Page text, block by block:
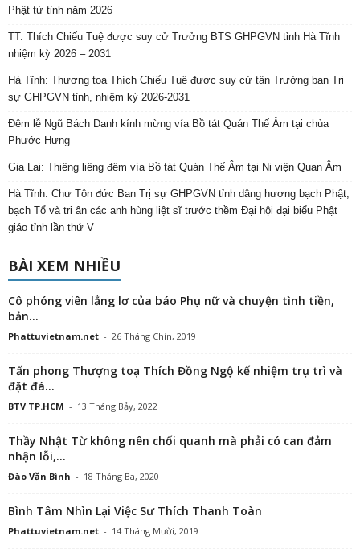
Phật tử tỉnh năm 2026
TT. Thích Chiếu Tuệ được suy cử Trưởng BTS GHPGVN tỉnh Hà Tĩnh
nhiệm kỳ 2026 – 2031
Hà Tĩnh: Thượng tọa Thích Chiếu Tuệ được suy cử tân Trưởng ban Trị
sự GHPGVN tỉnh, nhiệm kỳ 2026-2031
Đêm lễ Ngũ Bách Danh kính mừng vía Bồ tát Quán Thế Âm tại chùa
Phước Hưng
Gia Lai: Thiêng liêng đêm vía Bồ tát Quán Thế Âm tại Ni viện Quan Âm
Hà Tĩnh: Chư Tôn đức Ban Trị sự GHPGVN tỉnh dâng hương bạch Phật,
bạch Tổ và tri ân các anh hùng liệt sĩ trước thềm Đại hội đại biểu Phật
giáo tỉnh lần thứ V
BÀI XEM NHIỀU
Cô phóng viên lẳng lơ của báo Phụ nữ và chuyện tình tiền,
bản...
Phattuvietnam.net - 26 Tháng Chín, 2019
Tấn phong Thượng toạ Thích Đồng Ngộ kế nhiệm trụ trì và
đặt đá...
BTV TP.HCM - 13 Tháng Bảy, 2022
Thầy Nhật Từ không nên chối quanh mà phải có can đảm
nhận lỗi,...
Đào Văn Bình - 18 Tháng Ba, 2020
Bình Tâm Nhìn Lại Việc Sư Thích Thanh Toàn
Phattuvietnam.net - 14 Tháng Mười, 2019